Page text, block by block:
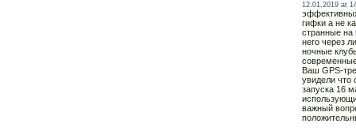
12.01.2019 at
гифки а не
странные на
него через
ночные
Ваш GPS-
увидели что
запуска 16
важный